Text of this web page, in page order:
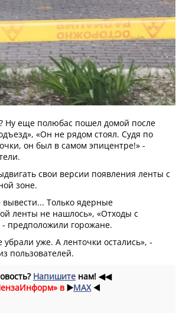
Ну еще полюбас пошел домой после
«Он не рядом стоял. Судя по
он был в самом эпицентре!» -
свои версии появления ленты с
зоне.
Только ядерные
ленты не нашлось», «Отходы с
предположили горожане.
убрали уже. А ленточки остались», -
пользователей.
Напишите нам! ◀◀
в ▶️MAX ◀️